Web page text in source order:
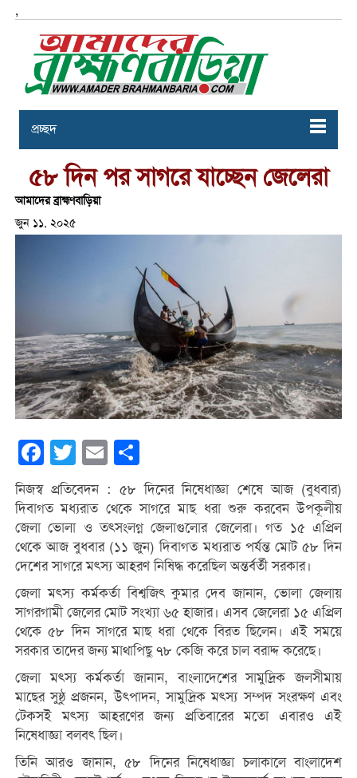
,
প্রচ্ছদ
৫৮ দিন পর সাগরে যাচ্ছেন জেলেরা
আমাদের ব্রাহ্মণবাড়িয়া
জুন ১১, ২০২৫
Facebook
Twitter Email
নিজস্ব প্রতিবেদন : ৫৮ দিনের নিষেধাজ্ঞা শেষে আজ (বুধবার)
দিবাগত মধ্যরাত থেকে সাগরে মাছ ধরা শুরু করবেন উপকূলীয়
জেলা ভোলা ও তৎসংলগ্ন জেলাগুলোর জেলেরা। গত ১৫ এপ্রিল
থেকে আজ বুধবার (১১ জুন) দিবাগত মধ্যরাত পর্যন্ত মোট ৫৮ দিন
দেশের সাগরে মৎস্য আহরণ নিষিদ্ধ করেছিল অন্তর্বর্তী সরকার।
জেলা মৎস্য কর্মকর্তা বিশ্বজিৎ কুমার দেব জানান, ভোলা জেলায়
সাগরগামী জেলের মোট সংখ্যা ৬৫ হাজার। এসব জেলেরা ১৫ এপ্রিল
থেকে ৫৮ দিন সাগরে মাছ ধরা থেকে বিরত ছিলেন। এই সময়ে
সরকার তাদের জন্য মাথাপিছু ৭৮ কেজি করে চাল বরাদ্দ করেছে।
জেলা মৎস্য কর্মকর্তা জানান, বাংলাদেশের সামুদ্রিক জলসীমায়
মাছের সুষ্ঠু প্রজনন, উৎপাদন, সামুদ্রিক মৎস্য সম্পদ সংরক্ষণ এবং
টেকসই মৎস্য আহরণের জন্য প্রতিবারের মতো এবারও এই
নিষেধাজ্ঞা বলবৎ ছিল।
তিনি আরও জানান, ৫৮ দিনের নিষেধাজ্ঞা চলাকালে বাংলাদেশ